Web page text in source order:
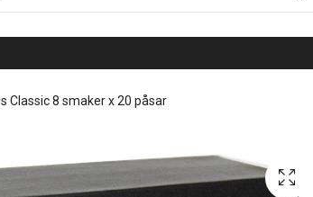
Classic 8 smaker x 20 påsar